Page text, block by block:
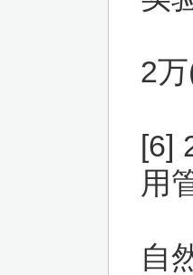
2
[6]
用
自